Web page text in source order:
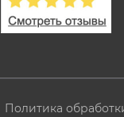
Политика